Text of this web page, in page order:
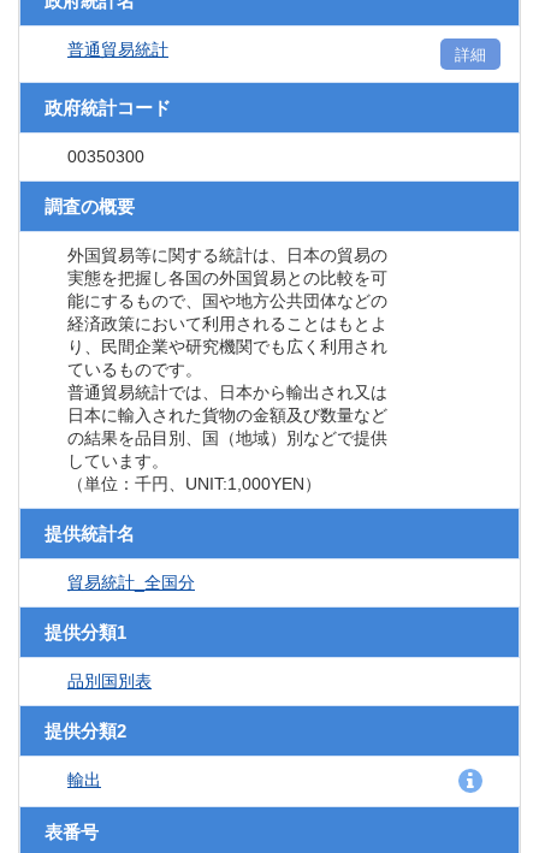
普通貿易統計 詳細
政府統計コード
00350300
調査の概要
外国貿易等に関する統計は、日本の貿易の
実態を把握し各国の外国貿易との比較を可
能にするもので、国や地方公共団体などの
経済政策において利用されることはもとよ
り、民間企業や研究機関でも広く利用され
ているものです。
普通貿易統計では、日本から輸出され又は
日本に輸入された貨物の金額及び数量など
の結果を品目別、国（地域）別などで提供
しています。
（単位：千円、UNIT:1,000YEN）
提供統計名
貿易統計_全国分
提供分類1
品別国別表
提供分類2
輸出
表番号